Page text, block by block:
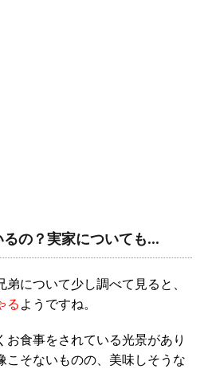
るの？実家についても…
について少し調べて見ると、
る ようですね。
お食事をされている光景があり
こそないものの、美味しそうな